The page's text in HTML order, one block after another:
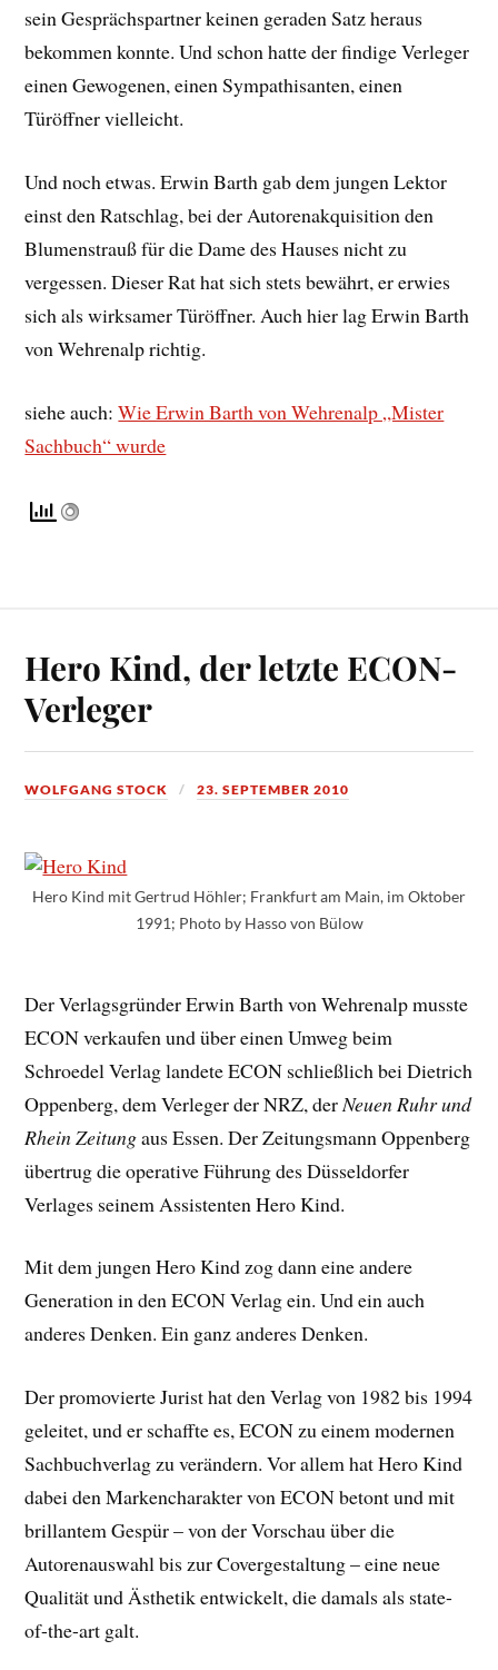
sein Gesprächspartner keinen geraden Satz heraus
bekommen konnte. Und schon hatte der findige Verleger
einen Gewogenen, einen Sympathisanten, einen
Türöffner vielleicht.
Und noch etwas. Erwin Barth gab dem jungen Lektor
einst den Ratschlag, bei der Autorenakquisition den
Blumenstrauß für die Dame des Hauses nicht zu
vergessen. Dieser Rat hat sich stets bewährt, er erwies
sich als wirksamer Türöffner. Auch hier lag Erwin Barth
von Wehrenalp richtig.
siehe auch:Wie Erwin Barth von Wehrenalp „Mister
Sachbuch“ wurde
Hero Kind, der letzte ECON-
Verleger
WOLFGANG STOCK 23. SEPTEMBER 2010
Hero Kind mit Gertrud Höhler; Frankfurt am Main, im Oktober
1991; Photo by Hasso von Bülow
Der Verlagsgründer Erwin Barth von Wehrenalp musste
ECON verkaufen und über einen Umweg beim
Schroedel Verlag landete ECON schließlich bei Dietrich
Oppenberg, dem Verleger der NRZ, der Neuen Ruhr und
Rhein Zeitungaus Essen. Der Zeitungsmann Oppenberg
übertrug die operative Führung des Düsseldorfer
Verlages seinem Assistenten Hero Kind.
Mit dem jungen Hero Kind zog dann eine andere
Generation in den ECON Verlag ein. Und ein auch
anderes Denken. Ein ganz anderes Denken.
Der promovierte Jurist hat den Verlag von 1982 bis 1994
geleitet, und er schaffte es, ECON zu einem modernen
Sachbuchverlag zu verändern. Vor allem hat Hero Kind
dabei den Markencharakter von ECON betont und mit
brillantem Gespür – von der Vorschau über die
Autorenauswahl bis zur Covergestaltung – eine neue
Qualität und Ästhetik entwickelt, die damals als state-
of-the-art galt.